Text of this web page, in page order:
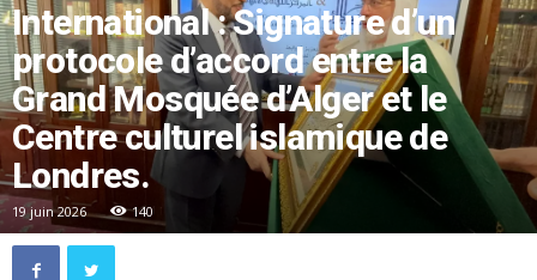
International : Signature d’un
protocole d’accord entre la
Grand Mosquée d’Alger et le
Centre culturel islamique de
Londres.
19 juin 2026 140